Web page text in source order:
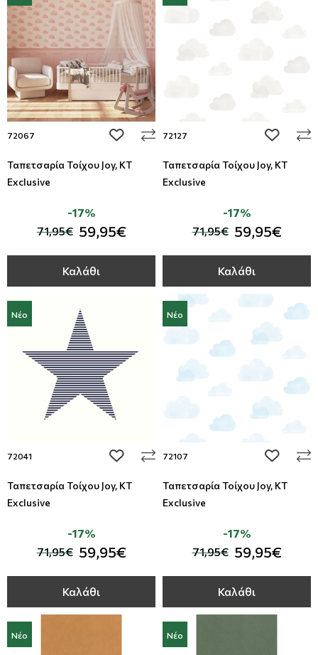
72067 add to wishlist
Ταπετσαρία Τοίχου Joy, KT
Exclusive
71,95€ 59,95€
-17%
Καλάθι
72127 add to
Ταπετσαρία Τοίχου Joy, KT
Exclusive
71,95€ 59,95€
-17%
Καλάθι
Νέο
72041 add to wishlist
Ταπετσαρία Τοίχου Joy, KT
Exclusive
71,95€ 59,95€
-17%
Καλάθι
Νέο
72107 add to
Ταπετσαρία Τοίχου Joy, KT
Exclusive
71,95€ 59,95€
-17%
Καλάθι
Νέο Νέο